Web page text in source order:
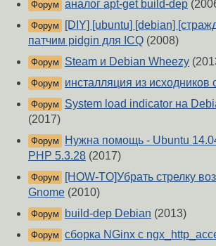
Форум аналог apt-get build-dep
Форум
[DIY] [ubuntu] [debian]
патчим pidgin для ICQ (2008)
Форум Steam и Debian Wheezy
Форум инсталляция из исходников
Форум
System load indicator на
(2017)
Форум
Нужна помощь - Ubuntu
PHP 5.3.28 (2017)
Форум
[HOW-TO]Убрать стрелку
Gnome (2010)
Форум build-dep Debian (2013)
Форум сборка NGinx с